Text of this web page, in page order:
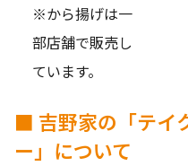
※から揚げは一
部店舗で販売し
ています。
■ 吉野家の「テイ
ー」について